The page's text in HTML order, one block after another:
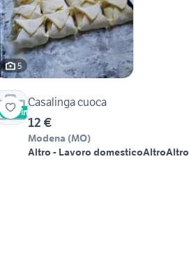
5
Vetrina
Casalinga cuoca
12 €
Modena (MO)
Altro - Lavoro domesticoAltroAltro